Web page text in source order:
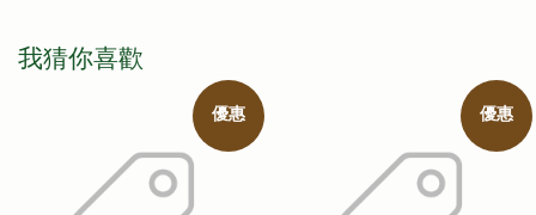
我猜你喜歡
優惠 優惠